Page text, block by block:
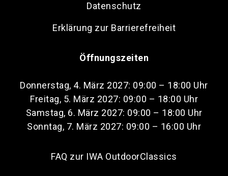
Datenschutz
Erklärung zur Barrierefreiheit
Öffnungszeiten
Donnerstag, 4. März 2027: 09:00 – 18:00 Uhr
Freitag, 5. März 2027: 09:00 – 18:00 Uhr
Samstag, 6. März 2027: 09:00 – 18:00 Uhr
Sonntag, 7. März 2027: 09:00 – 16:00 Uhr
FAQ zur IWA OutdoorClassics